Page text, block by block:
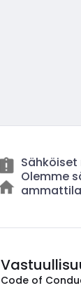
Olemme
Code of